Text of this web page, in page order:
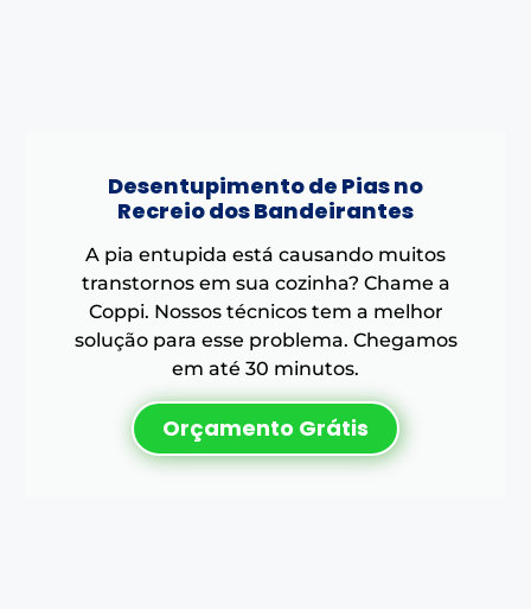
Desentupimento de Pias no
Recreio dos Bandeirantes
A pia entupida está causando muitos
transtornos em sua cozinha? Chame a
Coppi. Nossos técnicos tem a melhor
solução para esse problema. Chegamos
em até 30 minutos.
Orçamento Grátis